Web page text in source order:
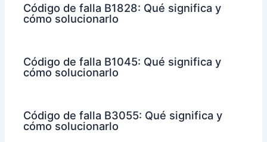
Código de falla B1828: Qué significa y
cómo solucionarlo
Código de falla B1045: Qué significa y
cómo solucionarlo
Código de falla B3055: Qué significa y
cómo solucionarlo